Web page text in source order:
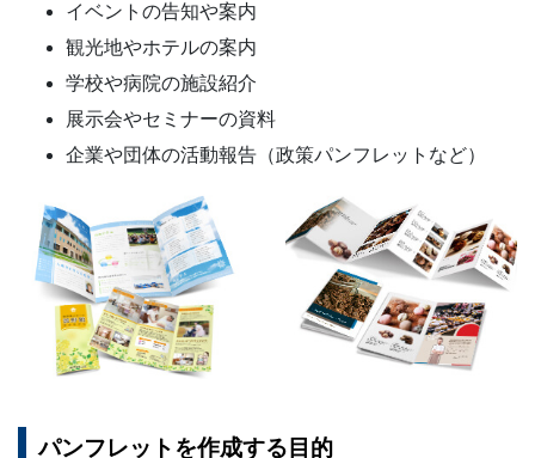
イベントの告知や案内
観光地やホテルの案内
学校や病院の施設紹介
展示会やセミナーの資料
企業や団体の活動報告（政策パンフレットなど）
パンフレットを作成する目的